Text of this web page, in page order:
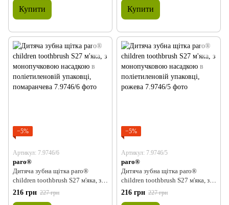
блакитна
Купити Купити
−5%
Артикул: 7.9746/6
paro®
Дитяча зубна щітка paro®
children toothbrush S27 м'яка, з
монопучковою насадкою в
поліетиленовій упаковці,
216 грн 227 грн
−5%
Артикул: 7.9746/5
paro®
Дитяча зубна щітка paro®
children toothbrush S27 м'яка, з
монопучковою насадкою в
поліетиленовій упаковці, рожева
216 грн 227 грн